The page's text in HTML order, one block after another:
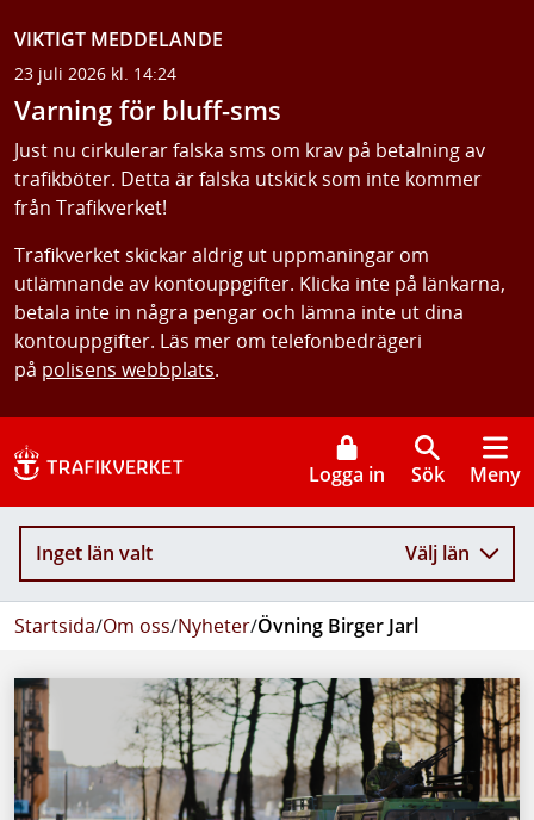
VIKTIGT MEDDELANDE
23 juli 2026 kl. 14:24
Varning för bluff-sms
Just nu cirkulerar falska sms om krav på betalning av
trafikböter. Detta är falska utskick som inte kommer
från Trafikverket!
Trafikverket skickar aldrig ut uppmaningar om
utlämnande av kontouppgifter. Klicka inte på länkarna,
betala inte in några pengar och lämna inte ut dina
kontouppgifter. Läs mer om telefonbedrägeri
på polisens webbplats.
Logga in Sök Meny
Inget län valt Välj län
Startsida/Om oss/Nyheter/Övning Birger Jarl